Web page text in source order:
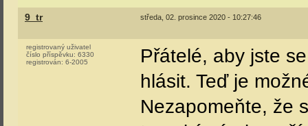
9_tr středa, 02. prosince 2020 - 10:27:46
registrovaný uživatel
číslo příspěvku: 6330
registrován: 6-2005
Přátelé, aby jste
hlásit. Teď je
Nezapomeňte, že